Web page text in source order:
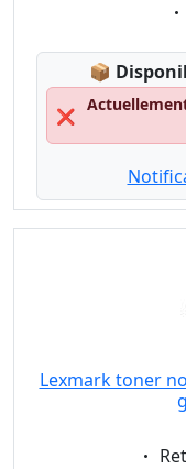
📦
❌
Lexmark toner